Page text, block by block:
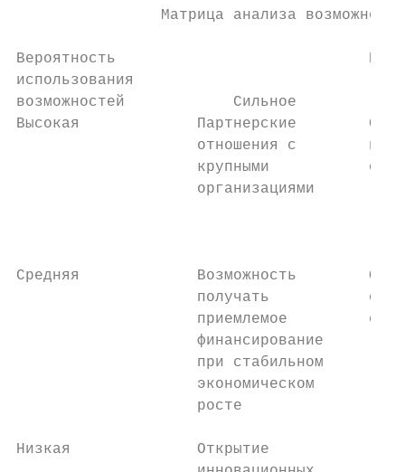
Матрица анализа
Вероятность
использования
возможностей            Сильное
Высокая             Партнерские
отношения с
крупными
организациями
Средняя             Возможность
получать
приемлемое
финансирование
при стабильном
                    экономическом
                    росте
Низкая              Открытие